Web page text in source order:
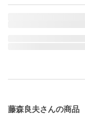
藤森良夫さんの商品